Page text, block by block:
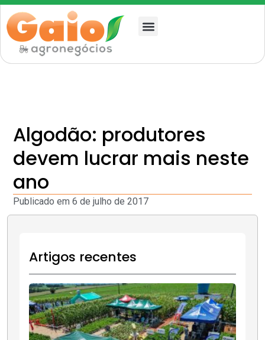
Algodão: produtores
devem lucrar mais neste
ano
Publicado em 6 de julho de 2017
Artigos recentes